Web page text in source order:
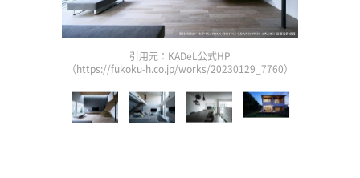
引用元：KADeL公式HP
（https://fukoku-h.co.jp/works/20230129_7760）